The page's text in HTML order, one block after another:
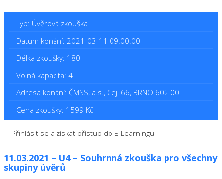
Typ: Úvěrová zkouška
Datum konání: 2021-03-11 09:00:00
Délka zkoušky: 180
Volná kapacita: 4
Adresa konání: ČMSS, a.s., Cejl 66, BRNO 602 00
Cena zkoušky: 1599 Kč
Přihlásit se a získat přístup do E-Learningu
11.03.2021 – U4 – Souhrnná zkouška pro všechny
skupiny úvěrů